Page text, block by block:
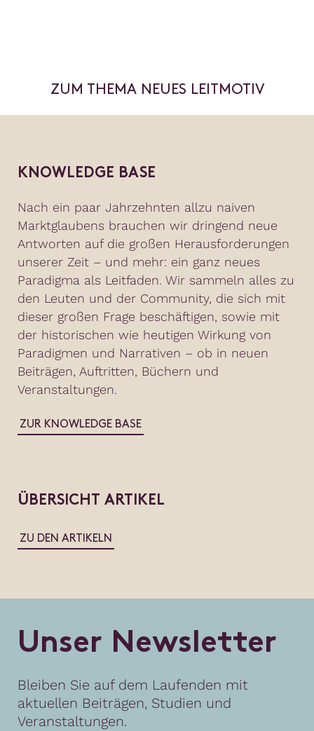
ZUM THEMA NEUES LEITMOTIV
KNOWLEDGE BASE
Nach ein paar Jahrzehnten allzu naiven
Marktglaubens brauchen wir dringend neue
Antworten auf die großen Herausforderungen
unserer Zeit – und mehr: ein ganz neues
Paradigma als Leitfaden. Wir sammeln alles zu
den Leuten und der Community, die sich mit
dieser großen Frage beschäftigen, sowie mit
der historischen wie heutigen Wirkung von
Paradigmen und Narrativen – ob in neuen
Beiträgen, Auftritten, Büchern und
Veranstaltungen.
ZUR KNOWLEDGE BASE
ÜBERSICHT ARTIKEL
ZU DEN ARTIKELN
Unser Newsletter
Bleiben Sie auf dem Laufenden mit
aktuellen Beiträgen, Studien und
Veranstaltungen.